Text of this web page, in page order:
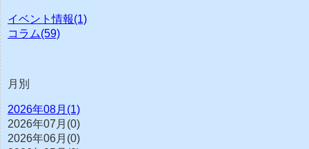
イベント情報(1)
コラム(59)
月別
2026年08月(1)
2026年07月(0)
2026年06月(0)